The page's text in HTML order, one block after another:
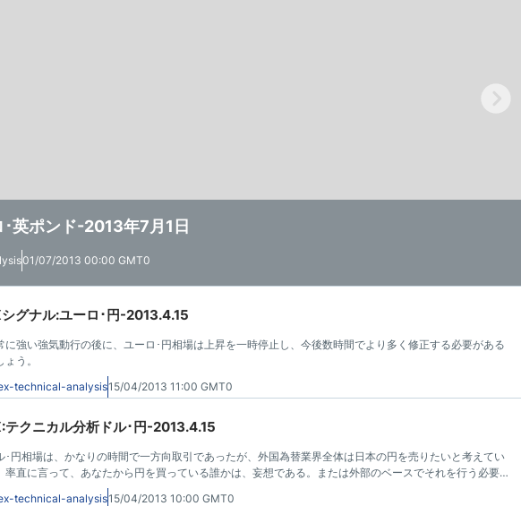
英ポンド-2013年7月1日
01/07/2013 00:00 GMT0
刊予想-June 30, 2013
30/06/2013 15:00 GMT0
:NZD ･USD –June 28,2013
28/06/2013 11:30 GMT0
グナル:ユーロ･円-2013.4.15
に強い強気動行の後に、ユーロ･円相場は上昇を一時停止し、今後数時間でより多く修正する必要がある
ょう。
technical-analysis15/04/2013 11:00 GMT0
テクニカル分析ドル･円-2013.4.15
･円相場は、かなりの時間で一方向取引であったが、外国為替業界全体は日本の円を売りたいと考えてい
率直に言って、あなたから円を買っている誰かは、妄想である。または外部のベースでそれを行う必要が
、言い換えればビジネスのためのお金を変換しようとしている。
technical-analysis15/04/2013 10:00 GMT0